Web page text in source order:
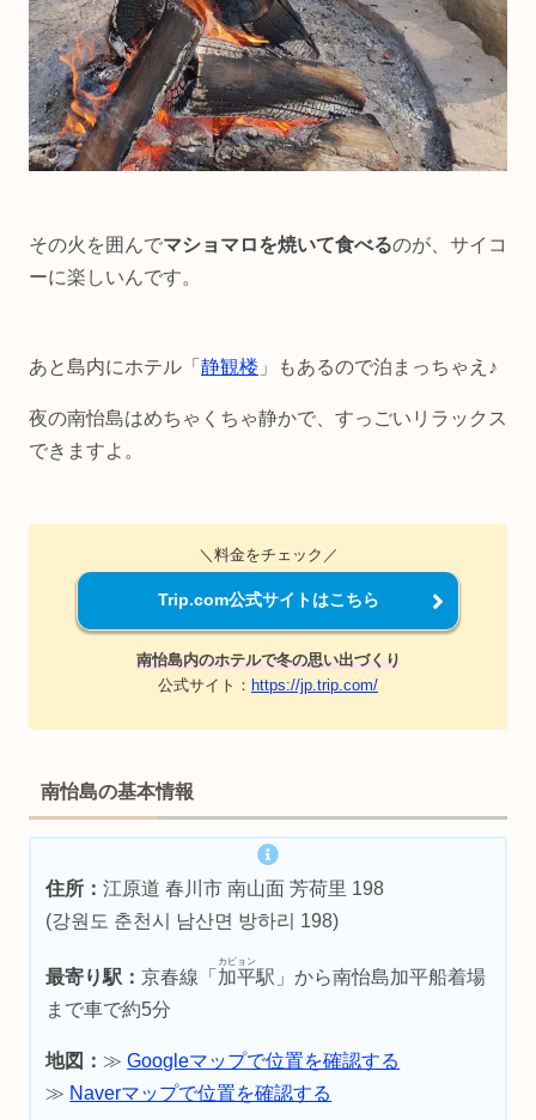
その火を囲んでマショマロを焼いて食べるのが、サイコ
ーに楽しいんです。
あと島内にホテル「 静観楼 」もあるので泊まっちゃえ♪
夜の南怡島はめちゃくちゃ静かで、すっごいリラックス
できますよ。
＼料金をチェック／
Trip.com公式サイトはこちら
南怡島内のホテルで冬の思い出づくり
公式サイト： https://jp.trip.com/
南怡島の基本情報
住所：江原道 春川市 南山面 芳荷里 198
(강원도 춘천시 남산면 방하리 198)
最寄り駅：京春線「 加平
カピョン
駅」から南怡島加平船着場
まで車で約5分
地図：≫Googleマップで位置を確認する
≫ Naverマップで位置を確認する